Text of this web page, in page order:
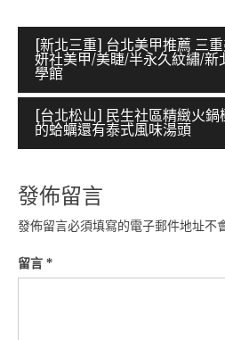
文
章
導
覽
[新北三重] 台北美甲推薦 三
妍社美甲/美睫/半永久紋繡/
學館
[台北松山] 民生社區精緻火鍋
的蛤蠣還有泰式風味湯頭
發佈留言
發佈留言必須填寫的電子郵件地址不
留言 *